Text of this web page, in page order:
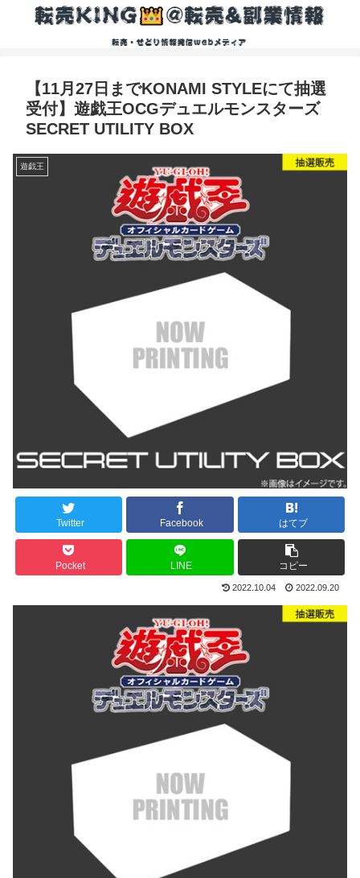
【11月27日までKONAMI STYLEにて抽選
受付】遊戯王OCGデュエルモンスターズ
SECRET UTILITY BOX
遊戯王
Twitter Facebook はてブ
Pocket LINE コピー
2022.10.04 2022.09.20